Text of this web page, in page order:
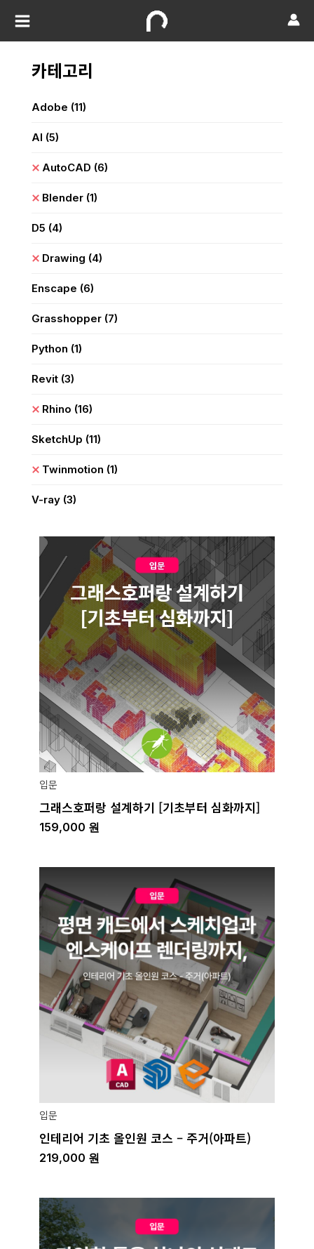
카테고리
Adobe (11)
AI (5)
AutoCAD (6)
Blender (1)
D5 (4)
Drawing (4)
Enscape (6)
Grasshopper (7)
Python (1)
Revit (3)
Rhino (16)
SketchUp (11)
Twinmotion (1)
V-ray (3)
입문
그래스호퍼랑 설계하기 [기초부터 심화까지]
159,000 원
입문
인테리어 기초 올인원 코스 – 주거(아파트)
219,000 원